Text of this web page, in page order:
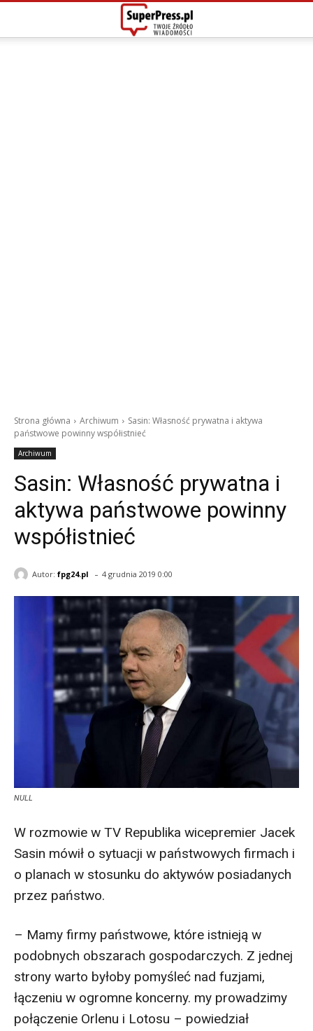
Strona główna Archiwum
Sasin: Własność prywatna i aktywa
państwowe powinny współistnieć
Archiwum
Sasin: Własność prywatna i
aktywa państwowe powinny
współistnieć
Autor: fpg24.pl - 4 grudnia 2019 0:00
NULL
W rozmowie w TV Republika wicepremier Jacek
Sasin mówił o sytuacji w państwowych firmach i
o planach w stosunku do aktywów posiadanych
przez państwo.
– Mamy firmy państwowe, które istnieją w
podobnych obszarach gospodarczych. Z jednej
strony warto byłoby pomyśleć nad fuzjami,
łączeniu w ogromne koncerny. my prowadzimy
połączenie Orlenu i Lotosu – powiedział